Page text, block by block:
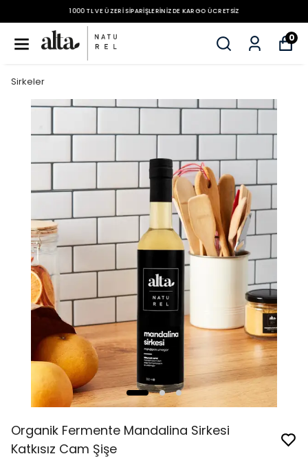
1000 TL VE ÜZERI SIPARIŞLERINIZDE KARGO ÜCRETSIZ
0
Sirkeler
Organik Fermente Mandalina Sirkesi
Katkısız Cam Şişe